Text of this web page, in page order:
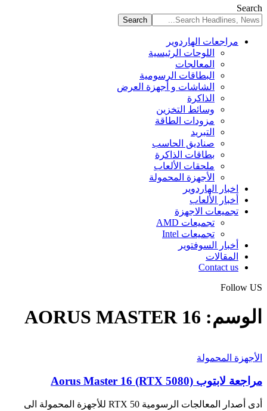
Search
مراجعات الهاردوير
اللوحات الرئيسية
المعالجات
البطاقات الرسومية
الشاشات و أجهزة العرض
الذاكرة
وسائط التخزين
مزودات الطاقة
التبريد
صناديق الحاسب
بطاقات الذاكرة
ملحقات الألعاب
الأجهزة المحمولة
اخبار الهاردوير
أخبار الألعاب
تجميعات الاجهزة
تجميعات AMD
تجميعات Intel
أخبار السوفتوير
المقالات
Contact us
Follow US
الوسم: AORUS MASTER 16
الأجهزة المحمولة
مراجعة لابتوب Aorus Master 16 (RTX 5080)
أدى أصدار المعالجات الرسومية RTX 50 للأجهزة المحمولة الى